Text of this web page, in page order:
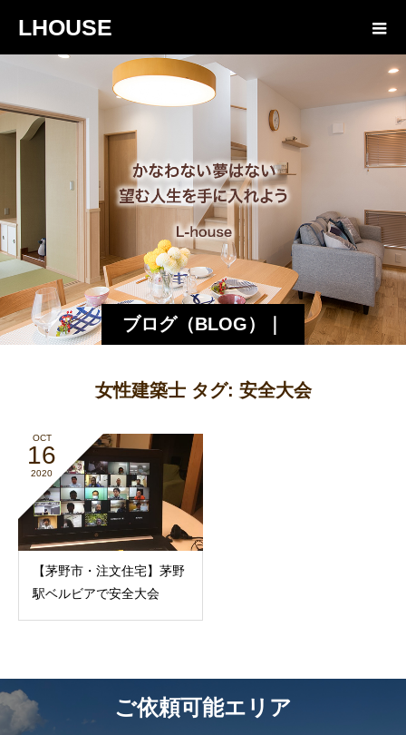
LHOUSE
ブログ（BLOG）｜
エルハウス
女性建築士 タグ: 安全大会
OCT
16
2020
【茅野市・注文住宅】茅野
駅ベルビアで安全大会
ご依頼可能エリア